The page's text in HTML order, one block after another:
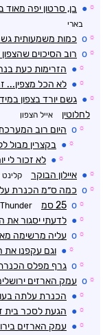
☼
● בן, סרטון יפה
בארי
☼
o כמות משמעותית
☼
o רוב הסיכוים
☼
● הזרימות כעת
☼
● לא הכל מצפין...
☼
● גשם יורד בצפון
לחלוטין
אייל הצפון
☼
o היום רוב
☼
● בקצרין מבול
☼
● לא זכור לי
☼
● איילון הבוקר קלינט
☼
o כמה ס״מ הכנרת
☼
o 25 סמ Thunder
☼
● לדעתי יסגור את ה30 ס"מ
☼
o עליה מרשימה
☼
● וגם עקפנו
☼
o גרף מפלס
☼
o עמק הארזים
☼
● הכנרת עלתה בעוד 2 ס"מ במדידה של 10 כעת
☼
● הגעת לסכר בית
☼
● עמק הארזים